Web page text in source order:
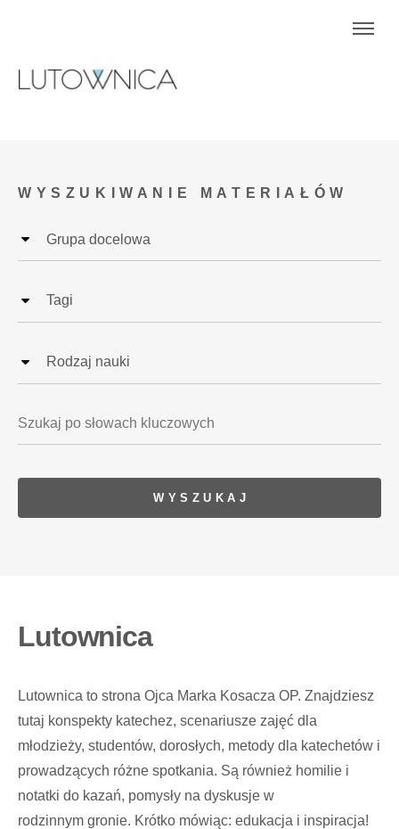
WYSZUKIWANIE MATERIAŁÓW
Lutownica
Lutownica to strona Ojca Marka Kosacza OP. Znajdziesz
tutaj konspekty katechez, scenariusze zajęć dla
młodzieży, studentów, dorosłych, metody dla katechetów i
prowadzących różne spotkania. Są również homilie i
notatki do kazań, pomysły na dyskusje w
rodzinnym gronie. Krótko mówiąc: edukacja i inspiracja!